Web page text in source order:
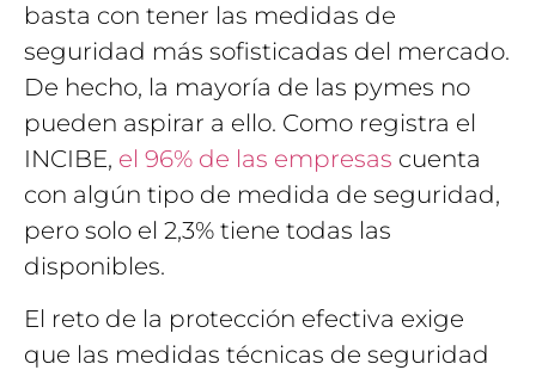
basta con tener las medidas de
seguridad más sofisticadas del mercado.
De hecho, la mayoría de las pymes no
pueden aspirar a ello. Como registra el
INCIBE, el 96% de las empresas cuenta
con algún tipo de medida de seguridad,
pero solo el 2,3% tiene todas las
disponibles.
El reto de la protección efectiva exige
que las medidas técnicas de seguridad